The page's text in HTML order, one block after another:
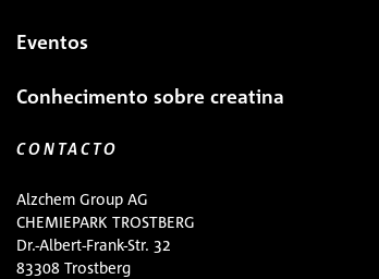
Eventos
Conhecimento sobre creatina
CONTACTO
Alzchem Group AG
CHEMIEPARK TROSTBERG
Dr.-Albert-Frank-Str. 32
83308 Trostberg